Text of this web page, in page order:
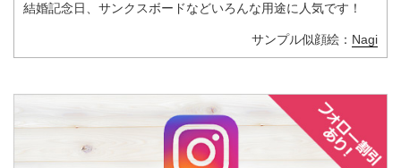
結婚記念日、サンクスボードなどいろんな用途に人気です！
サンプル似顔絵： Nagi